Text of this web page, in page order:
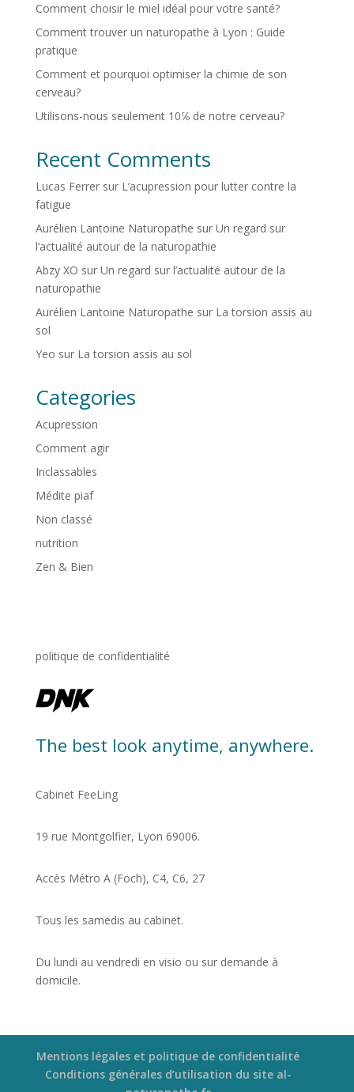
Comment choisir le miel idéal pour votre santé?
Comment trouver un naturopathe à Lyon : Guide
pratique
Comment et pourquoi optimiser la chimie de son
cerveau?
Utilisons-nous seulement 10℅ de notre cerveau?
Recent Comments
Lucas Ferrersur L’acupression pour lutter contre la
fatigue
Aurélien Lantoine Naturopathe sur Un regard sur
l’actualité autour de la naturopathie
Abzy XO sur Un regard sur l’actualité autour de la
naturopathie
Aurélien Lantoine Naturopathe sur La torsion assis au
sol
Yeo sur La torsion assis au sol
Categories
Acupression
Comment agir
Inclassables
Médite piaf
Non classé
nutrition
Zen & Bien
politique de confidentialité
The best look anytime, anywhere.
Cabinet FeeLing
19 rue Montgolfier, Lyon 69006.
Accès Métro A (Foch), C4, C6, 27
Tous les samedis au cabinet.
Du lundi au vendredi en visio ou sur demande à
domicile.
Mentions légales et politique de confidentialité
Conditions générales d’utilisation du site al-